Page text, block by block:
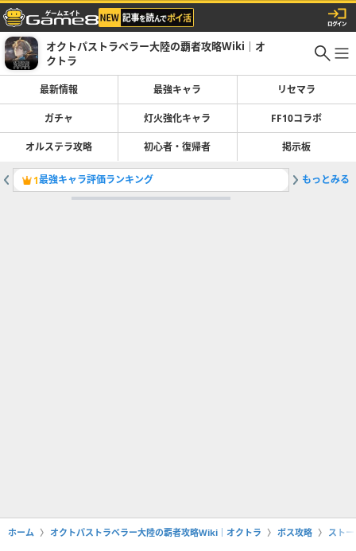
オクトパストラベラー大陸の覇者攻略Wiki｜オ
クトラ
最新情報 最強キャラ リセマラ
ガチャ 灯火強化キャラ FF10コラボ
オルステラ攻略 初心者・復帰者 掲示板
1最強キャラ評価ランキング 2ヨミの
もっとみる
ホーム オクトパストラベラー大陸の覇者攻略Wiki｜オクトラ ボス攻略 スト